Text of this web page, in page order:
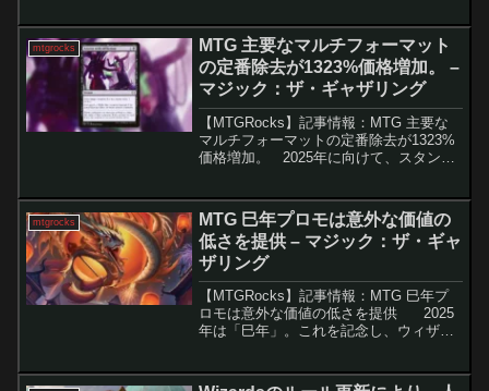
コンが存在しないことや新しい伝説...
mtgrocks
MTG 主要なマルチフォーマット
の定番除去が1323%価格増加。 –
マジック：ザ・ギャザリング
【MTGRocks】記事情報：MTG 主要な
マルチフォーマットの定番除去が1323%
価格増加。 2025年に向けて、スタンダ
価格が上昇しています。その中でも、特
に注目...
mtgrocks
MTG 巳年プロモは意外な価値の
低さを提供 – マジック：ザ・ギャ
ザリング
【MTGRocks】記事情報：MTG 巳年プ
ロモは意外な価値の低さを提供 2025
年は「巳年」。これを記念し、ウィザー
ドは、蛇をテーマにした強力なカードの